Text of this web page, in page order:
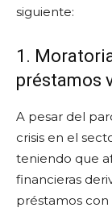
siguiente:
1.
préstamos
A pesar del
crisis en el
teniendo que
financieras
préstamos